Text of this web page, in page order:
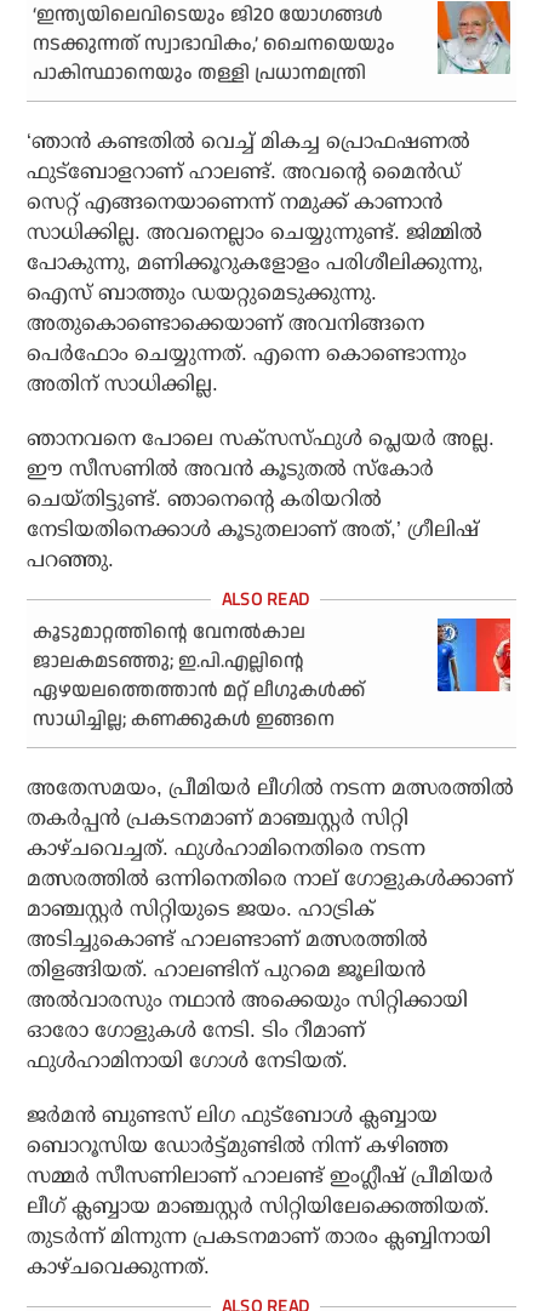
‘ഇന്ത്യയിലെവിടെയും ജി20 യോഗങ്ങൾ
നടക്കുന്നത് സ്വാഭാവികം,’ ചൈനയെയും
പാകിസ്ഥാനെയും തള്ളി പ്രധാനമന്ത്രി
‘ഞാന്‍ കണ്ടതില്‍ വെച്ച് മികച്ച പ്രൊഫഷണല്‍
ഫുട്‌ബോളറാണ് ഹാലണ്ട്. അവന്റെ മൈന്‍ഡ്
സെറ്റ് എങ്ങനെയാണെന്ന് നമുക്ക് കാണാന്‍
സാധിക്കില്ല. അവനെല്ലാം ചെയ്യുന്നുണ്ട്. ജിമ്മില്‍
പോകുന്നു, മണിക്കൂറുകളോളം പരിശീലിക്കുന്നു,
ഐസ് ബാത്തും ഡയറ്റുമെടുക്കുന്നു.
അതുകൊണ്ടൊക്കെയാണ് അവനിങ്ങനെ
പെര്‍ഫോം ചെയ്യുന്നത്. എന്നെ കൊണ്ടൊന്നും
അതിന് സാധിക്കില്ല.
ഞാനവനെ പോലെ സക്‌സസ്ഫുള്‍ പ്ലെയര്‍ അല്ല.
ഈ സീസണില്‍ അവന്‍ കൂടുതല്‍ സ്‌കോര്‍
ചെയ്തിട്ടുണ്ട്. ഞാനെന്റെ കരിയറില്‍
നേടിയതിനെക്കാള്‍ കൂടുതലാണ് അത്,’ ഗ്രീലിഷ്
പറഞ്ഞു.
കൂടുമാറ്റത്തിന്റെ വേനല്‍കാല
ജാലകമടഞ്ഞു; ഇ.പി.എല്ലിന്റെ
ഏഴയലത്തെത്താന്‍ മറ്റ് ലീഗുകള്‍ക്ക്
സാധിച്ചില്ല; കണക്കുകള്‍ ഇങ്ങനെ
അതേസമയം, പ്രീമിയര്‍ ലീഗില്‍ നടന്ന മത്സരത്തില്‍
തകര്‍പ്പന്‍ പ്രകടനമാണ് മാഞ്ചസ്റ്റര്‍ സിറ്റി
കാഴ്ചവെച്ചത്. ഫുള്‍ഹാമിനെതിരെ നടന്ന
മത്സരത്തില്‍ ഒന്നിനെതിരെ നാല് ഗോളുകള്‍ക്കാണ്
മാഞ്ചസ്റ്റര്‍ സിറ്റിയുടെ ജയം. ഹാട്രിക്
അടിച്ചുകൊണ്ട് ഹാലണ്ടാണ് മത്സരത്തില്‍
തിളങ്ങിയത്. ഹാലണ്ടിന് പുറമെ ജൂലിയന്‍
അല്‍വാരസും നഥാന്‍ അക്കെയും സിറ്റിക്കായി
ഓരോ ഗോളുകള്‍ നേടി. ടിം റീമാണ്
ഫുള്‍ഹാമിനായി ഗോള്‍ നേടിയത്.
ജര്‍മന്‍ ബുണ്ടസ് ലിഗ ഫുട്‌ബോള്‍ ക്ലബ്ബായ
ബൊറൂസിയ ഡോര്‍ട്ട്മുണ്ടില്‍ നിന്ന് കഴിഞ്ഞ
സമ്മര്‍ സീസണിലാണ് ഹാലണ്ട് ഇംഗ്ലീഷ് പ്രീമിയര്‍
ലീഗ് ക്ലബ്ബായ മാഞ്ചസ്റ്റര്‍ സിറ്റിയിലേക്കെത്തിയത്.
തുടര്‍ന്ന് മിന്നുന്ന പ്രകടനമാണ് താരം ക്ലബ്ബിനായി
കാഴ്ചവെക്കുന്നത്.